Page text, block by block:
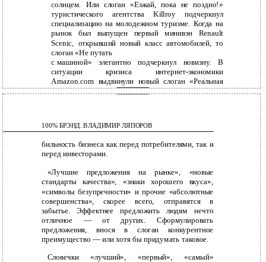
солнцем. Или слоган «Езжай, пока не поздно!»
туристического агентства Killroy подчеркнул
специализацию на молодежном туризме. Когда на
рынок был выпущен первый минивэн Renault
Scenic, открывший новый класс автомобилей, то
слоган «Не путать
с машиной» элегантно подчеркнул новизну. В
ситуации кризиса интернет-экономики
Amazon.com выдвинули новый слоган «Реальная
компания в виртуальном мире», который должен
100% БРЭНД. ВЛАДИМИР ЛЯПОРОВ
бильность бизнеса как перед потребителями, так и
перед инвесторами.
«Лучшие предложения на рынке», «новые
стандарты качества», «знаки хорошего вкуса»,
«символы безупречности» и прочие «абсолютные
совершенства», скорее всего, отправятся в
забытье. Эффектнее предложить людям нечто
отличное — от других. Сформулировать
предложения, внося в слоган конкурентное
преимущество — или хотя бы придумать таковое.
Словечки «лучший», «первый», «самый»